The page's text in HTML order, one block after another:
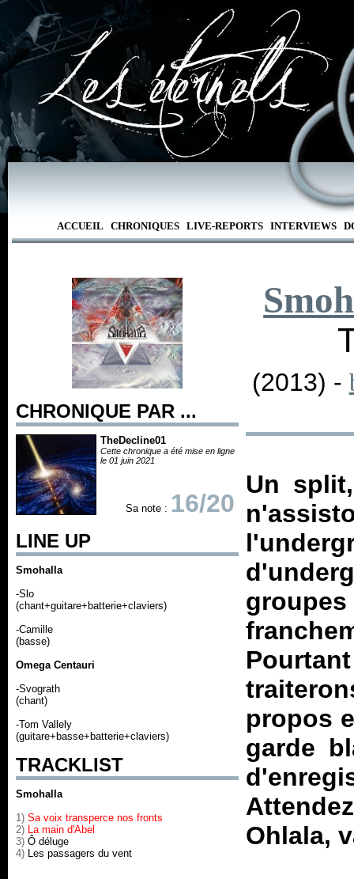
ACCUEIL CHRONIQUES LIVE-REPORTS INTERVIEWS
CHRONIQUE PAR ...
TheDecline01
Cette chronique a été mise en ligne
le 01 juin 2021
Sa note : 16/20
LINE UP
Smohalla
-Slo
(chant+guitare+batterie+claviers)
-Camille
(basse)
Omega Centauri
-Svograth
(chant)
-Tom Vallely
(guitare+basse+batterie+claviers)
TRACKLIST
Smohalla
1) Sa voix transperce nos fronts
2) La main d'Abel
3) Ô déluge
4) Les passagers du vent
(2013) -
Un
propos
garde
Ohlala,